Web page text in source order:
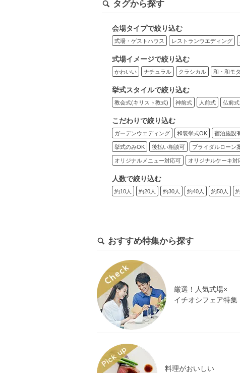
タグから探す
会場タイプで絞り込む
式場・ゲストハウス レストランウエディング
式場イメージで絞り込む
かわいい ナチュラル クラシカル 和・和モ
挙式スタイルで絞り込む
教会式(キリスト教式) 神前式 人前式 仏前式
こだわりで絞り込む
ガーデンウエディング 和装挙式OK 宿泊施設
挙式のみOK 後払い相談可 ブライダルローン
オリジナルメニュー対応可 オリジナルケーキ対
人数で絞り込む
約10人 約20人 約30人 約40人 約50人
おすすめ特集から探す
厳選！人気式場×
イチオシフェア特集
料理がおいしい